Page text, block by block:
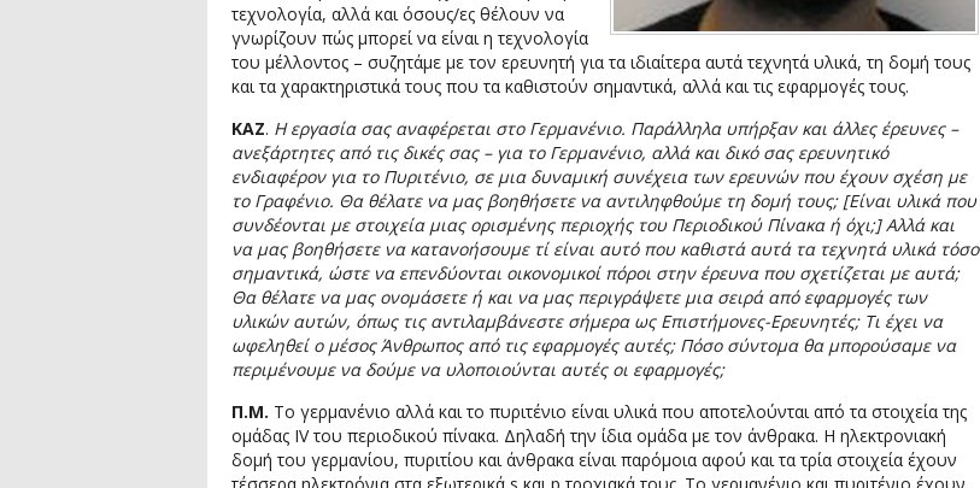
τεχνολογία, αλλά και όσους/ες θέλουν να
γνωρίζουν πώς μπορεί να είναι η τεχνολογία
του μέλλοντος – συζητάμε με τον ερευνητή για τα ιδιαίτερα αυτά τεχνητά υλικά, τη δομή τους
και τα χαρακτηριστικά τους που τα καθιστούν σημαντικά, αλλά και τις εφαρμογές τους.
ΚΑΖ. Η εργασία σας αναφέρεται στο Γερμανένιο. Παράλληλα υπήρξαν και άλλες έρευνες –
ανεξάρτητες από τις δικές σας – για το Γερμανένιο, αλλά και δικό σας ερευνητικό
ενδιαφέρον για το Πυριτένιο, σε μια δυναμική συνέχεια των ερευνών που έχουν σχέση με
το Γραφένιο. Θα θέλατε να μας βοηθήσετε να αντιληφθούμε τη δομή τους; [Είναι υλικά που
συνδέονται με στοιχεία μιας ορισμένης περιοχής του Περιοδικού Πίνακα ή όχι;] Αλλά και
να μας βοηθήσετε να κατανοήσουμε τί είναι αυτό που καθιστά αυτά τα τεχνητά υλικά τόσο
σημαντικά, ώστε να επενδύονται οικονομικοί πόροι στην έρευνα που σχετίζεται με αυτά;
Θα θέλατε να μας ονομάσετε ή και να μας περιγράψετε μια σειρά από εφαρμογές των
υλικών αυτών, όπως τις αντιλαμβάνεστε σήμερα ως Επιστήμονες-Ερευνητές; Τι έχει να
ωφεληθεί ο μέσος Άνθρωπος από τις εφαρμογές αυτές; Πόσο σύντομα θα μπορούσαμε να
περιμένουμε να δούμε να υλοποιούνται αυτές οι εφαρμογές;
Π.Μ. Το γερμανένιο αλλά και το πυριτένιο είναι υλικά που αποτελούνται από τα στοιχεία της
ομάδας IV του περιοδικού πίνακα. Δηλαδή την ίδια ομάδα με τον άνθρακα. Η ηλεκτρονιακή
δομή του γερμανίου, πυριτίου και άνθρακα είναι παρόμοια αφού και τα τρία στοιχεία έχουν